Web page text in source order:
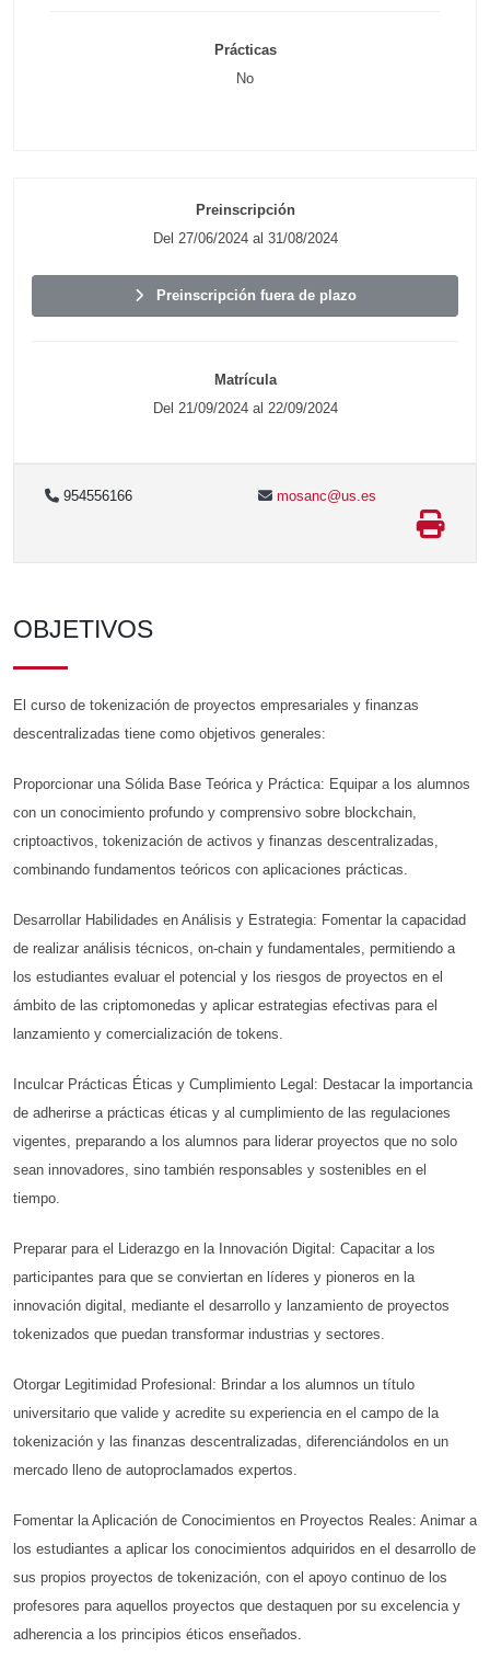
Prácticas
No
Preinscripción
Del 27/06/2024 al 31/08/2024
Preinscripción fuera de plazo
Matrícula
Del 21/09/2024 al 22/09/2024
954556166 mosanc@us.es
OBJETIVOS
El curso de tokenización de proyectos empresariales y finanzas
descentralizadas tiene como objetivos generales:
Proporcionar una Sólida Base Teórica y Práctica: Equipar a los alumnos
con un conocimiento profundo y comprensivo sobre blockchain,
criptoactivos, tokenización de activos y finanzas descentralizadas,
combinando fundamentos teóricos con aplicaciones prácticas.
Desarrollar Habilidades en Análisis y Estrategia: Fomentar la capacidad
de realizar análisis técnicos, on-chain y fundamentales, permitiendo a
los estudiantes evaluar el potencial y los riesgos de proyectos en el
ámbito de las criptomonedas y aplicar estrategias efectivas para el
lanzamiento y comercialización de tokens.
Inculcar Prácticas Éticas y Cumplimiento Legal: Destacar la importancia
de adherirse a prácticas éticas y al cumplimiento de las regulaciones
vigentes, preparando a los alumnos para liderar proyectos que no solo
sean innovadores, sino también responsables y sostenibles en el
tiempo.
Preparar para el Liderazgo en la Innovación Digital: Capacitar a los
participantes para que se conviertan en líderes y pioneros en la
innovación digital, mediante el desarrollo y lanzamiento de proyectos
tokenizados que puedan transformar industrias y sectores.
Otorgar Legitimidad Profesional: Brindar a los alumnos un título
universitario que valide y acredite su experiencia en el campo de la
tokenización y las finanzas descentralizadas, diferenciándolos en un
mercado lleno de autoproclamados expertos.
Fomentar la Aplicación de Conocimientos en Proyectos Reales: Animar a
los estudiantes a aplicar los conocimientos adquiridos en el desarrollo de
sus propios proyectos de tokenización, con el apoyo continuo de los
profesores para aquellos proyectos que destaquen por su excelencia y
adherencia a los principios éticos enseñados.